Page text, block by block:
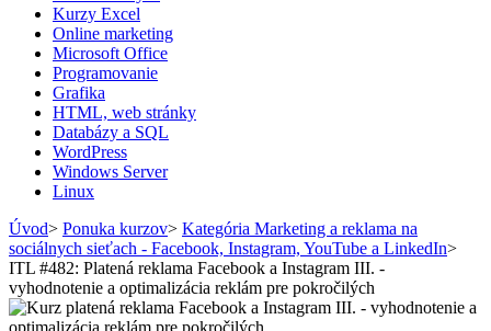
Kurzy Excel
Online marketing
Microsoft Office
Programovanie
Grafika
HTML, web stránky
Databázy a SQL
WordPress
Windows Server
Linux
Úvod> Ponuka kurzov> Kategória Marketing a reklama na
sociálnych sieťach - Facebook, Instagram, YouTube a LinkedIn>
ITL #482: Platená reklama Facebook a Instagram III. -
vyhodnotenie a optimalizácia reklám pre pokročilých